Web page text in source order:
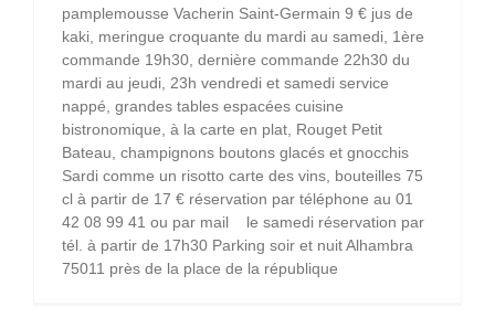
pamplemousse Vacherin Saint-Germain 9 € jus de
kaki, meringue croquante du mardi au samedi, 1ère
commande 19h30, dernière commande 22h30 du
mardi au jeudi, 23h vendredi et samedi service
nappé, grandes tables espacées cuisine
bistronomique, à la carte en plat, Rouget Petit
Bateau, champignons boutons glacés et gnocchis
Sardi comme un risotto carte des vins, bouteilles 75
cl à partir de 17 € réservation par téléphone au 01
42 08 99 41 ou par mail le samedi réservation par
tél. à partir de 17h30 Parking soir et nuit Alhambra
75011 près de la place de la république